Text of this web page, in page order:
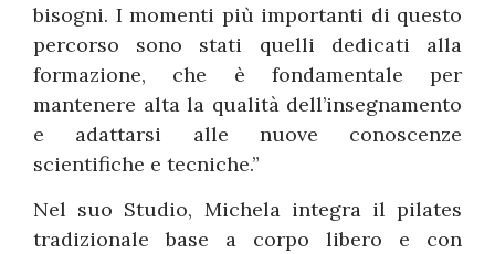
bisogni. I momenti più importanti di questo
percorso sono stati quelli dedicati alla
formazione, che è fondamentale per
mantenere alta la qualità dell’insegnamento
e adattarsi alle nuove conoscenze
scientifiche e tecniche.”
Nel suo Studio, Michela integra il pilates
tradizionale base a corpo libero e con